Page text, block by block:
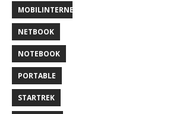
MOBILINTERNET
NETBOOK
NOTEBOOK
PORTABLE
STARTREK